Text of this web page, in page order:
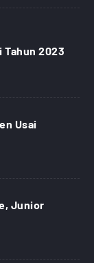
Tahun 2023
Usai
Junior